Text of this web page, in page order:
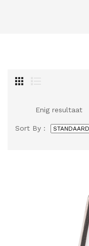
Enig resultaat
Sort By :